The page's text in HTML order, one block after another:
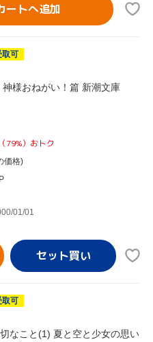
ートへ追加
取可
様おねがい！篇 新潮文庫
79%）おトク
価格)
01/01
取可
なこと(1) 夏と空と少女の思い